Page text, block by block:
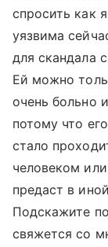
спросить как
уязвима
для скандала
Ей можно
очень больно
потому что
стало
человеком
предаст в
Подскажите
свяжется со